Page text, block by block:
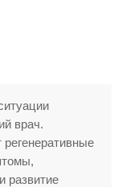
врач.
развитие